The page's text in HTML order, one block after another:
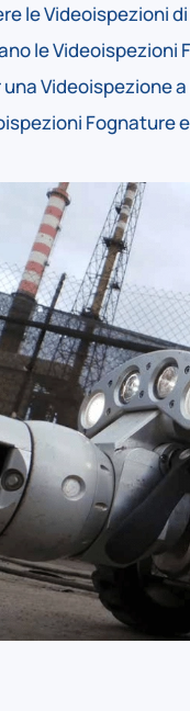
le Videoispezioni
le Videoispezioni
Videoispezione a
Fognature